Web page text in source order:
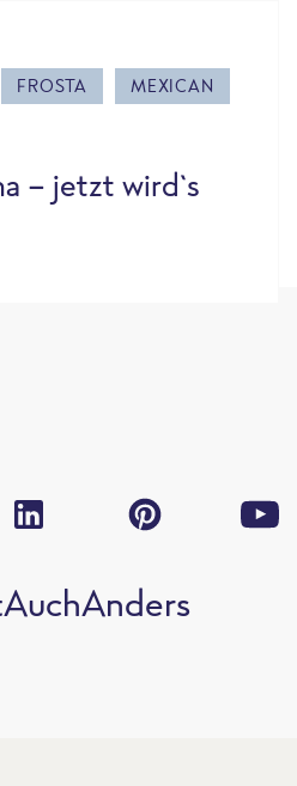
FROSTA MEXICAN
- jetzt wird`s